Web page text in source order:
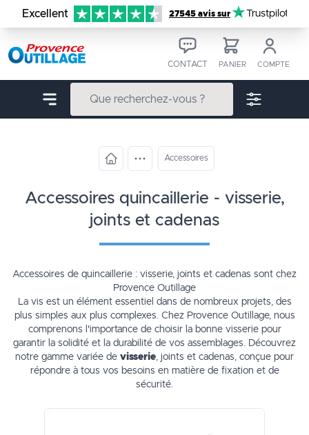
Aller au contenu
Excellent 27545 avis sur Trustpilot
CONTACT PANIER COMPTE
Accessoires
accessoires quincaillerie - visserie,
joints et cadenas
Accessoires de quincaillerie : visserie, joints et cadenas sont chez
Provence Outillage
La vis est un élément essentiel dans de nombreux projets, des
plus simples aux plus complexes. Chez Provence Outillage, nous
comprenons l'importance de choisir la bonne visserie pour
garantir la solidité et la durabilité de vos assemblages. Découvrez
notre gamme variée de visserie, joints et cadenas, conçue pour
répondre à tous vos besoins en matière de fixation et de
sécurité.